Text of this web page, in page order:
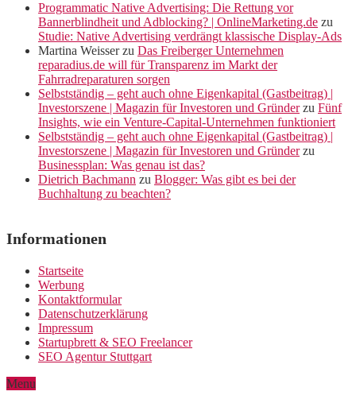
Programmatic Native Advertising: Die Rettung vor
Bannerblindheit und Adblocking? | OnlineMarketing.de zu
Studie: Native Advertising verdrängt klassische Display-Ads
Martina Weisserzu Das Freiberger Unternehmen
reparadius.de will für Transparenz im Markt der
Fahrradreparaturen sorgen
Selbstständig – geht auch ohne Eigenkapital (Gastbeitrag) |
Investorszene | Magazin für Investoren und Gründerzu Fünf
Insights, wie ein Venture-Capital-Unternehmen funktioniert
Selbstständig – geht auch ohne Eigenkapital (Gastbeitrag) |
Investorszene | Magazin für Investoren und Gründerzu
Businessplan: Was genau ist das?
Dietrich Bachmann zu Blogger: Was gibt es bei der
Buchhaltung zu beachten?
Informationen
Startseite
Werbung
Kontaktformular
Datenschutzerklärung
Impressum
Startupbrett & SEO Freelancer
SEO Agentur Stuttgart
Menu